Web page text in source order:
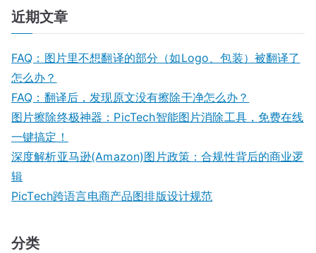
近期文章
FAQ：图片里不想翻译的部分（如Logo、包装）被翻译了
怎么办？
FAQ：翻译后，发现原文没有擦除干净怎么办？
图片擦除终极神器：PicTech智能图片消除工具，免费在线
一键搞定！
深度解析亚马逊(Amazon)图片政策：合规性背后的商业逻
辑
PicTech跨语言电商产品图排版设计规范
分类